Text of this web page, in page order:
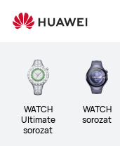
viselhető
WATCH
Ultimate
sorozat
WATCH
sorozat